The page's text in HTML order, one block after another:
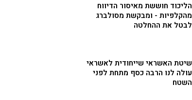
הליכוד חוששת מאיסור הדיווח
מהקלפיות - ומבקשת מסולברג
לבטל את ההחלטה
שיטת האשראי שייחודית לאשראי
עולה לנו הרבה כסף מתחת לפני
השטח